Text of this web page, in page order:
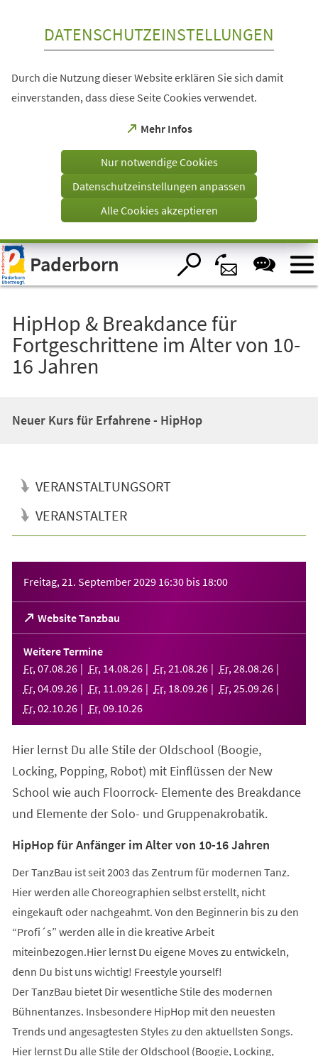
Visuelle
Assistenzsoftware
öffnen.
DATENSCHUTZEINSTELLUNGEN
Durch die Nutzung dieser Website erklären Sie sich damit
einverstanden, dass diese Seite Cookies verwendet.
Mehr Infos
(Öffnet
einem
Tab)
Nur notwendige Cookies
Datenschutzeinstellungen anpassen
Alle Cookies akzeptieren
Paderborn
HipHop & Breakdance für
Fortgeschrittene im Alter von 10-
16 Jahren
Neuer Kurs für Erfahrene - HipHop
VERANSTALTUNGSORT
VERANSTALTER
Freitag, 21. September 2029 16:30 bis 18:00
Website Tanzbau
(Öffnet
in
einem
neuen
Tab)
Weitere Termine
Fr, 07.08.26 Fr, 14.08.26 Fr, 21 .08.26 Fr, 28.08.26
Fr, 04.09.26 Fr, 11 .09.26 Fr, 18.09.26 Fr, 25.09.26
Fr, 02.10.26 Fr, 09.10.26
Hier lernst Du alle Stile der Oldschool (Boogie,
Locking, Popping, Robot) mit Einflüssen der New
School wie auch Floorrock- Elemente des Breakdance
und Elemente der Solo- und Gruppenakrobatik.
HipHop für Anfänger im Alter von 10-16 Jahren
Der TanzBau ist seit 2003 das Zentrum für modernen Tanz.
Hier werden alle Choreographien selbst erstellt, nicht
eingekauft oder nachgeahmt. Von den Beginnerin bis zu den
“Profi´s” werden alle in die kreative Arbeit
miteinbezogen.Hier lernst Du eigene Moves zu entwickeln,
denn Du bist uns wichtig! Freestyle yourself!
Der TanzBau bietet Dir wesentliche Stile des modernen
Bühnentanzes. Insbesondere HipHop mit den neuesten
Trends und angesagtesten Styles zu den aktuellsten Songs.
Hier lernst Du alle Stile der Oldschool (Boogie, Locking,